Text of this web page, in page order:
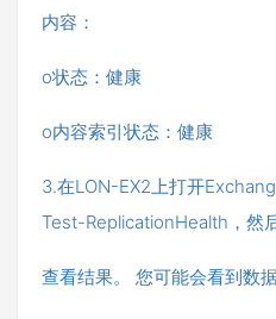
内容：
o状态：健康
o内容索引状态：健康
3.在LON-EX2上打开
Test-ReplicationHealth，然
查看结果。 您可能会看到数